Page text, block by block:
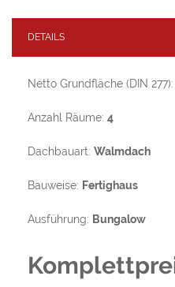
DETAILS
Netto Grundfläche (DIN 277):
Anzahl Räume: 4
Dachbauart: Walmdach
Bauweise: Fertighaus
Ausführung: Bungalow